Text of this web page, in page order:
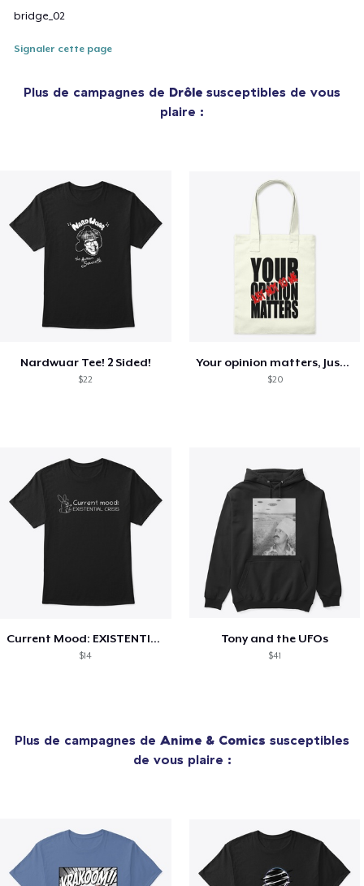
bridge_02
Signaler cette page
Plus de campagnes de Drôle susceptibles de vous
plaire :
Nardwuar Tee! 2 Sided!
$22
Your opinion matters, Just not to me!
$20
Current Mood: EXISTENTIAL CRISIS
$14
Tony and the UFOs
$41
Plus de campagnes de Anime & Comics susceptibles
de vous plaire :